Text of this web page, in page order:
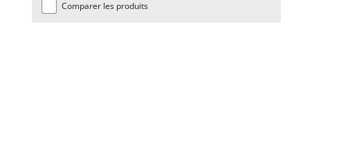
Comparer les produits